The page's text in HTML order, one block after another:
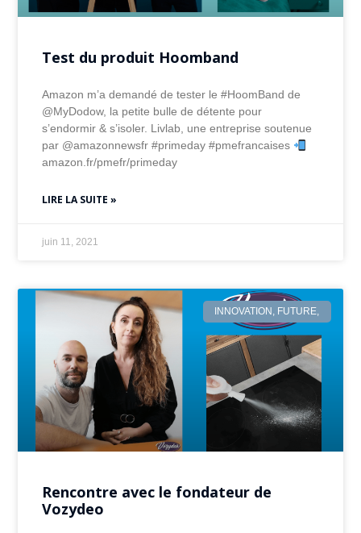
Test du produit Hoomband
Amazon m’a demandé de tester le #HoomBand de
@MyDodow, la petite bulle de détente pour
s’endormir & s’isoler. Livlab, une entreprise soutenue
par @amazonnewsfr #primeday #pmefrancaises
amazon.fr/pmefr/primeday
LIRE LA SUITE »
juin 11, 2021
INNOVATION, FUTURE,
Rencontre avec le fondateur de
Vozydeo